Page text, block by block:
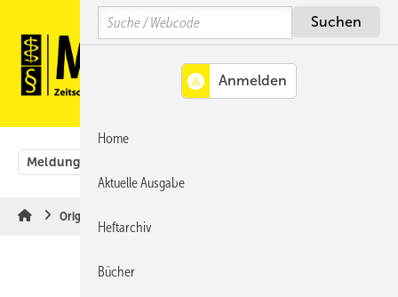
Hauptinhalt
Hauptmenü
SiteSearch
Meldungen
Originalbeiträge
Search
Home
Aktuelle Ausgabe
Heftarchiv
Bücher